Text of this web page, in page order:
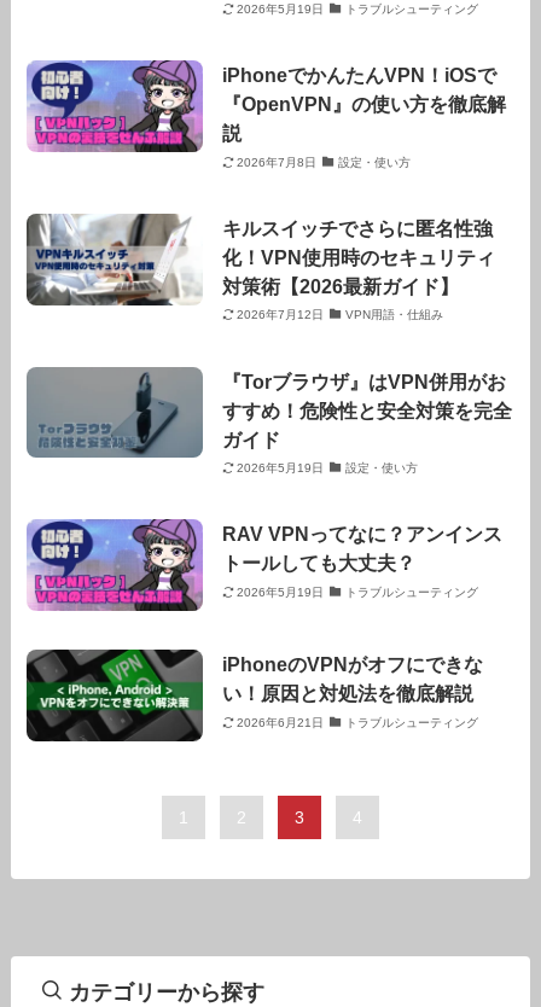
2026年5月19日 トラブルシューティング
iPhoneでかんたんVPN！iOSで
『OpenVPN』の使い方を徹底解
説
2026年7月8日 設定・使い方
キルスイッチでさらに匿名性強
化！VPN使用時のセキュリティ
対策術【2026最新ガイド】
2026年7月12日 VPN用語・仕組み
『Torブラウザ』はVPN併用がお
すすめ！危険性と安全対策を完全
ガイド
2026年5月19日 設定・使い方
RAV VPNってなに？アンインス
トールしても大丈夫？
2026年5月19日 トラブルシューティング
iPhoneのVPNがオフにできな
い！原因と対処法を徹底解説
2026年6月21日 トラブルシューティング
1 2 3 4
カテゴリーから探す